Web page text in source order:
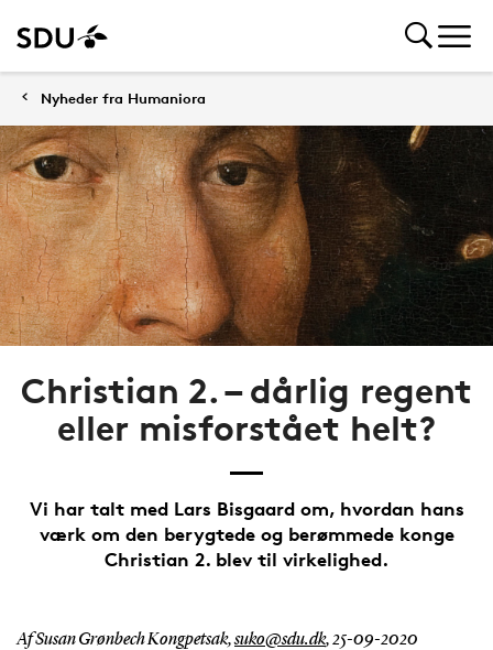
Nyheder fra Humaniora
Christian 2. – dårlig regent
eller misforstået helt?
Vi har talt med Lars Bisgaard om, hvordan hans
værk om den berygtede og berømmede konge
Christian 2. blev til virkelighed.
Af Susan Grønbech Kongpetsak,suko@sdu.dk,25-09-2020